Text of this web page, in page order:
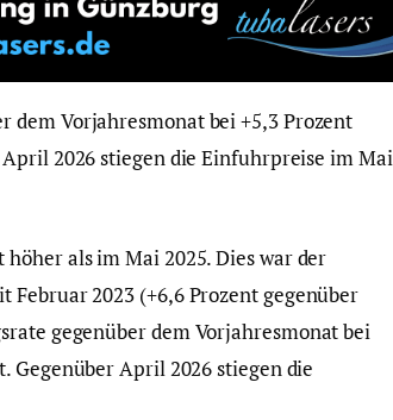
dem Vorjahresmonat bei +5,3 Prozent
2026 stiegen die Einfuhrpreise im Mai
als im Mai 2025. Dies war der
Februar 2023 (+6,6 Prozent gegenüber
gegenüber dem Vorjahresmonat bei
Gegenüber April 2026 stiegen die